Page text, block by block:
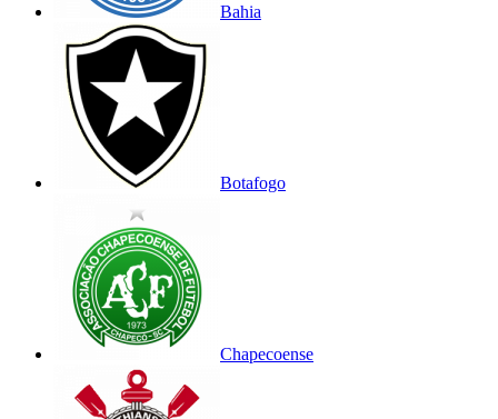
Bahia
Botafogo
Chapecoense